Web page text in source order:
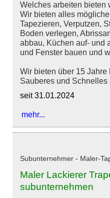
Welches arbeiten bieten
Wir bieten alles
Tapezieren, Verputzen,
Boden verlegen,
abbau, Küchen auf- und
und Fenster bauen und
Wir bieten über 15
Sauberes und Schnelles
seit 31.01.2024
mehr...
Subunternehmer - Maler-
Maler Lackierer
subunternehmen